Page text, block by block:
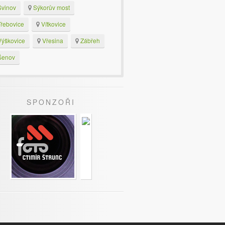
Sýkorův most
Vítkovice
Vřesina
Zábřeh
SPONZOŘI